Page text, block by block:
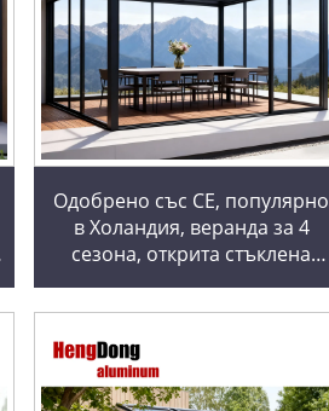
Одобрено със СЕ, популярно
в Холандия, веранда за 4
сезона, открита стъклена
зимна градина, стъклени